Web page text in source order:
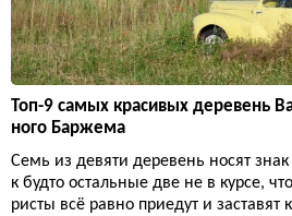
Топ-9 самых красивых деревень
ного Баржема
Семь из девяти деревень носят
к будто остальные две не в курсе,
ристы всё равно приедут и заставят